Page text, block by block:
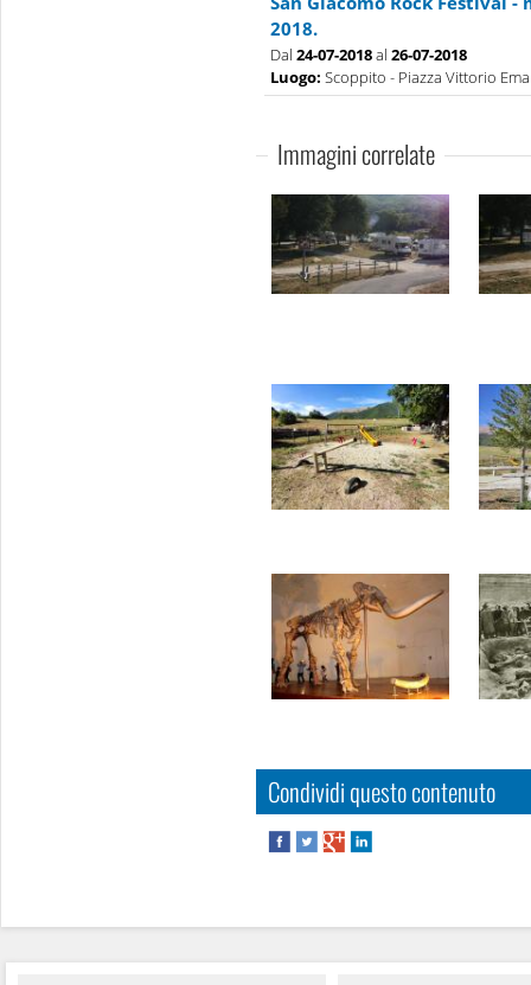
2018.
Dal 24-07-2018al 26-07-2018
Luogo: Scoppito - Piazza Vittorio
Immagini correlate
Condividi questo contenuto